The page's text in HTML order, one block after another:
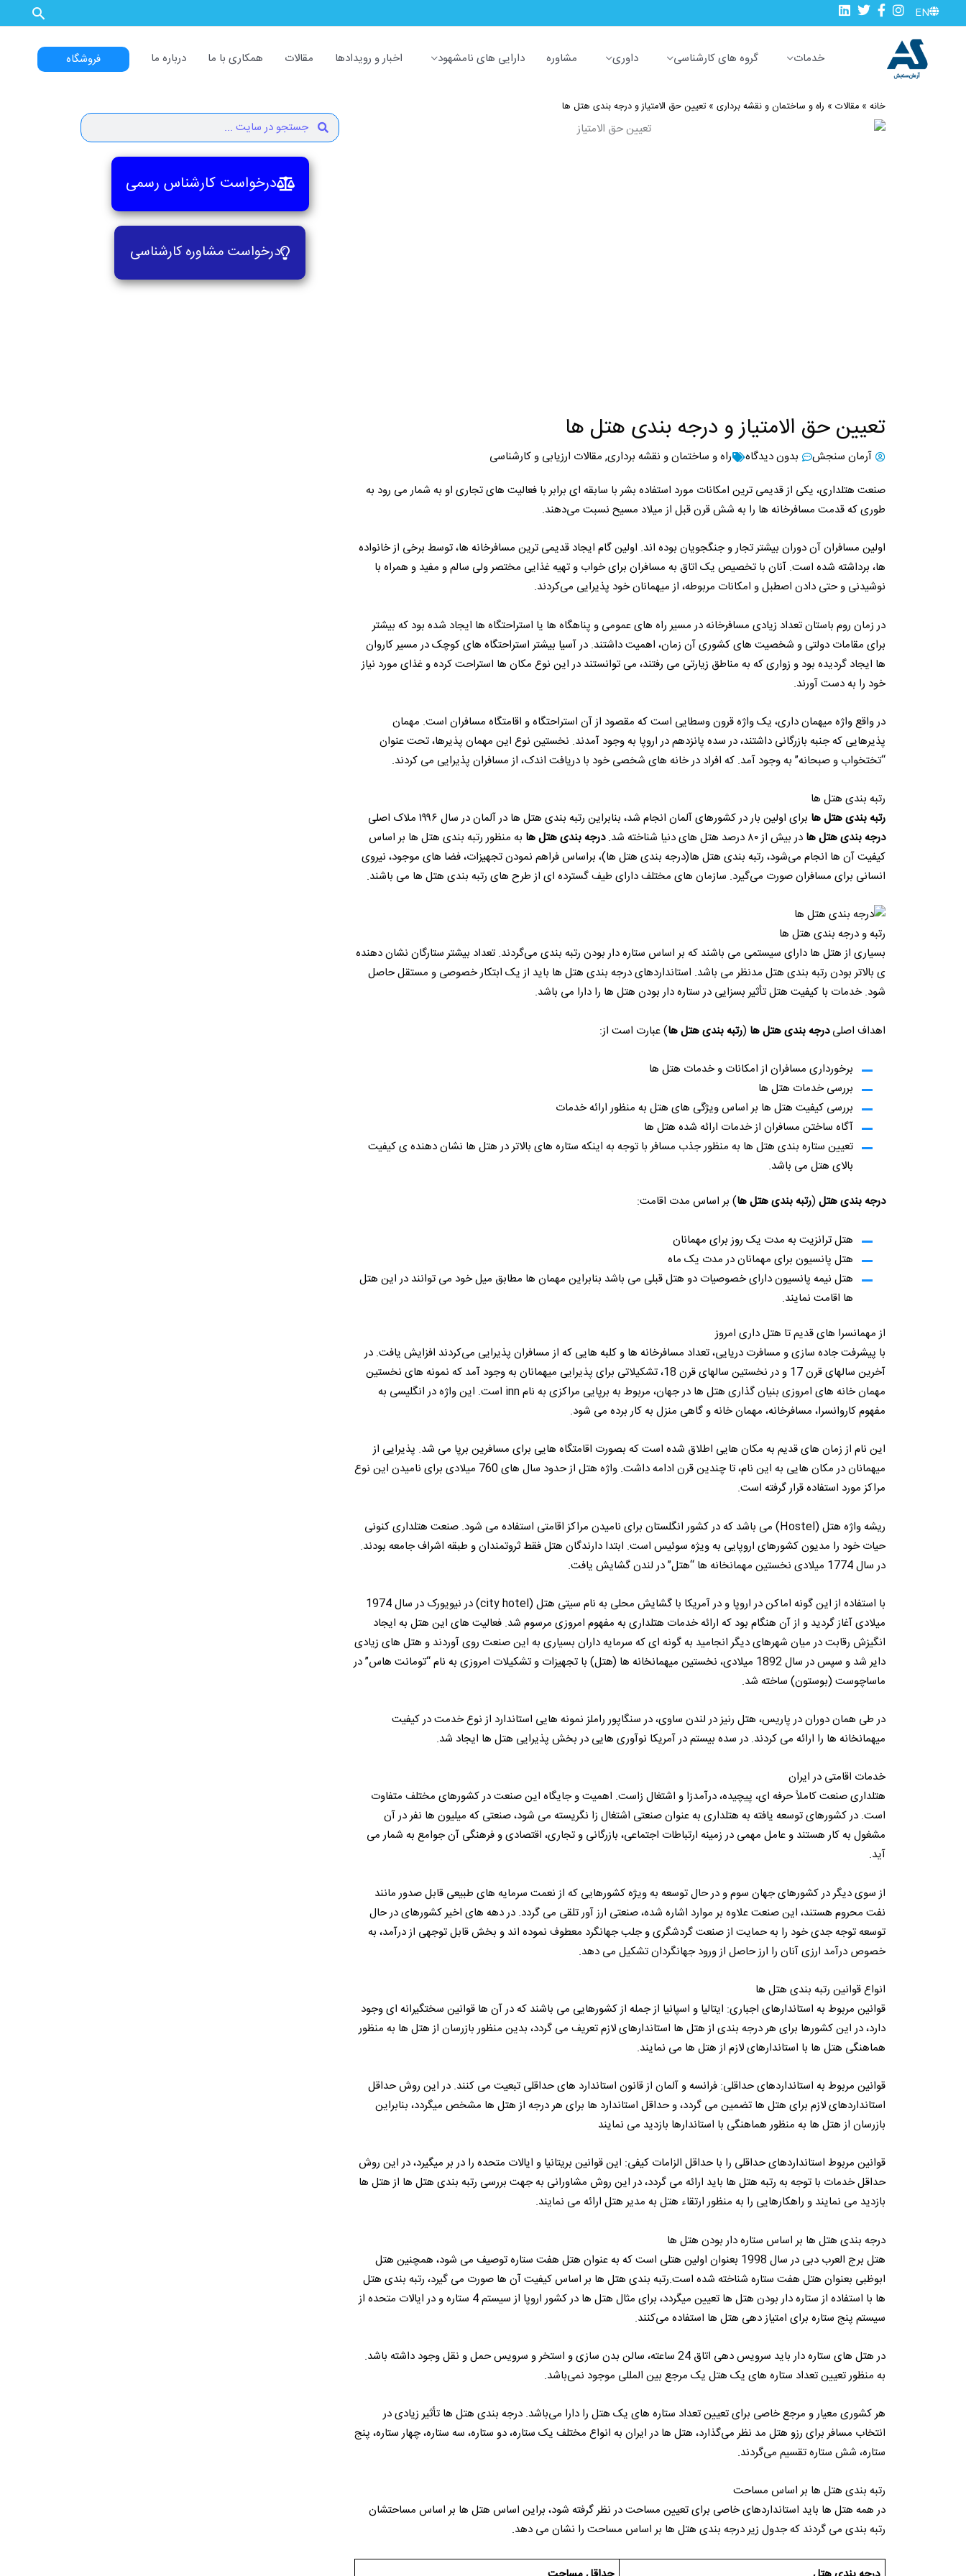
به
EN
خدمات گروه های کارشناسی داوری مشاوره دارایی های نامشهود اخبار و رویدادها مقالات همکاری با ما درباره ما فروشگاه
خانه » مقالات » راه و ساختمان و نقشه برداری »تعیین حق الامتیاز و درجه بندی هتل ها
تعیین حق الامتیاز و درجه بندی هتل ها
آرمان سنجش بدون دیدگاه راه و ساختمان و نقشه برداری, مقالات ارزیابی و کارشناسی
صنعت هتلداری، یکی از قدیمی ترین امکانات مورد استفاده بشر با سابقه ای برابر با فعالیت های تجاری او به شمار می رود به
طوری که قدمت مسافرخانه ها را به شش قرن قبل از میلاد مسیح نسبت می‌دهند.
اولین مسافران آن دوران بیشتر تجار و جنگجویان بوده اند. اولین گام ایجاد قدیمی ترین مسافرخانه ها، توسط برخی از خانواده
ها، برداشته شده است. آنان با تخصیص یک اتاق به مسافران برای خواب و تهیه غذایی مختصر ولی سالم و مفید و همراه با
نوشیدنی و حتی دادن اصطبل و امکانات مربوطه، از میهمانان خود پذیرایی می‌کردند.
در زمان روم باستان تعداد زیادی مسافرخانه در مسیر راه های عمومی و پناهگاه ها یا استراحتگاه ها ایجاد شده بود که بیشتر
برای مقامات دولتی و شخصیت های کشوری آن زمان، اهمیت داشتند. در آسیا بیشتر استراحتگاه های کوچک در مسیر کاروان
ها ایجاد گردیده بود و زواری که به مناطق زیارتی می رفتند، می توانستند در این نوع مکان ها استراحت کرده و غذای مورد نیاز
خود را به دست آورند.
در واقع واژه میهمان داری، یک واژه قرون وسطایی است که مقصود از آن استراحتگاه و اقامتگاه مسافران است. مهمان
پذیرهایی که جنبه بازرگانی داشتند، در سده پانزدهم در اروپا به وجود آمدند. نخستین نوع این مهمان پذیرها، تحت عنوان
“تختخواب و صبحانه” به وجود آمد. که افراد در خانه های شخصی خود با دریافت اندک، از مسافران پذیرایی می کردند.
رتبه بندی هتل ها
رتبه بندی هتل ها برای اولین بار در کشورهای آلمان انجام شد، بنابراین رتبه بندی هتل ها در آلمان در سال ۱۹۹۶ ملاک اصلی
درجه بندی هتل ها در بیش از ۸۰ درصد هتل های دنیا شناخته شد. درجه بندی هتل ها به منظور رتبه بندی هتل ها بر اساس
کیفیت آن ها انجام می‌شود، رتبه بندی هتل ها(درجه بندی هتل ها)، براساس فراهم نمودن تجهیزات، فضا های موجود، نیروی
انسانی برای مسافران صورت می‌‌گیرد. سازمان های مختلف دارای طیف گسترده ای از طرح های رتبه بندی هتل ها می باشند.
رتبه و درجه بندی هتل ها
بسیاری از هتل ها دارای سیستمی می باشند که بر اساس ستاره دار بودن رتبه بندی می‌گردند. تعداد بیشتر ستارگان نشان دهنده
ی بالاتر بودن رتبه بندی هتل مدنظر می باشد. استانداردهای درجه بندی هتل ها باید از یک ابتکار خصوصی و مستقل حاصل
شود. خدمات با کیفیت هتل تأثیر بسزایی در ستاره دار بودن هتل ها را دارا می باشد.
اهداف اصلیدرجه بندی هتل ها (رتبه بندی هتل ها) عبارت است از:
برخورداری مسافران از امکانات و خدمات هتل ها
بررسی خدمات هتل ها
بررسی کیفیت هتل ها بر اساس ویژگی های هتل به منظور ارائه خدمات
آگاه ساختن مسافران از خدمات ارائه شده هتل ها
تعیین ستاره بندی هتل ها به منظور جذب مسافر با توجه به اینکه ستاره های بالاتر در هتل ها نشان دهنده ی کیفیت
بالای هتل می باشد.
درجه بندی هتل (رتبه بندی هتل ها) بر اساس مدت اقامت:
هتل ترانزیت به مدت یک روز برای مهمانان
هتل پانسیون برای مهمانان در مدت یک ماه
هتل نیمه پانسیون دارای خصوصیات دو هتل قبلی می باشد بنابراین مهمان ها مطابق میل خود می توانند در این هتل
ها اقامت نمایند.
از مهمانسرا های قدیم تا هتل داری امروز
با پیشرفت جاده سازی و مسافرت دریایی، تعداد مسافرخانه ها و کلبه هایی که از مسافران پذیرایی می‌کردند افزایش یافت. در
آخرین سالهای قرن 17 و در نخستین سالهای قرن 18، تشکیلاتی برای پذیرایی میهمانان به وجود آمد که نمونه های نخستین
مهمان خانه های امروزی بنیان گذاری هتل ها در جهان، مربوط به برپایی مراکزی به نام inn است. این واژه در انگلیسی به
مفهوم کاروانسرا، مسافرخانه، مهمان خانه و گاهی منزل به کار برده می شود.
این نام از زمان های قدیم به مکان هایی اطلاق شده است که بصورت اقامتگاه هایی برای مسافرین برپا می شد. پذیرایی از
میهمانان در مکان هایی به این نام، تا چندین قرن ادامه داشت. واژه هتل از حدود سال های 760 میلادی برای نامیدن این نوع
مراکز مورد استفاده قرار گرفته است.
ریشه واژه هتل (Hostel) می باشد که در کشور انگلستان برای نامیدن مراکز اقامتی استفاده می شود. صنعت هتلداری کنونی
حیات خود را مدیون کشورهای اروپایی به ویژه سوئیس است. ابتدا دارندگان هتل فقط ثروتمندان و طبقه اشراف جامعه بودند.
در سال 1774 میلادی نخستین مهمانخانه ها “هتل” در لندن گشایش یافت.
با استفاده از این گونه اماکن در اروپا و در آمریکا با گشایش محلی به نام سیتی هتل (city hotel) در نیویورک در سال 1974
میلادی آغاز گردید و از آن هنگام بود که ارائه خدمات هتلداری به مفهوم امروزی مرسوم شد. فعالیت های این هتل به ایجاد
انگیزش رقابت در میان شهرهای دیگر انجامید به گونه ای که سرمایه داران بسیاری به این صنعت روی آوردند و هتل های زیادی
دایر شد و سپس در سال 1892 میلادی، نخستین میهمانخانه ها (هتل) با تجهیزات و تشکیلات امروزی به نام “تومانت هاس” در
ماساچوست (بوستون) ساخته شد.
در طی همان دوران در پاریس، هتل رنیز در لندن ساوی، در سنگاپور راملز نمونه هایی استاندارد از نوع خدمت در کیفیت
میهمانخانه ها را ارائه می کردند. در سده بیستم در آمریکا نوآوری هایی در بخش پذیرایی هتل ها ایجاد شد.
خدمات اقامتی در ایران
هتلداری صنعت کاملاً حرفه ای، پیچیده، درآمدزا و اشتغال زاست. اهمیت و جایگاه این صنعت در کشورهای مختلف متفاوت
است. در کشورهای توسعه یافته به هتلداری به عنوان صنعتی اشتغال زا نگریسته می شود، صنعتی که میلیون ها نفر در آن
مشغول به کار هستند و عامل مهمی در زمینه ارتباطات اجتماعی، بازرگانی و تجاری، اقتصادی و فرهنگی آن جوامع به شمار می
آید.
از سوی دیگر در کشورهای جهان سوم و در حال توسعه به ویژه کشورهایی که از نعمت سرمایه های طبیعی قابل صدور مانند
نفت محروم هستند، این صنعت علاوه بر موارد اشاره شده، صنعتی ارز آور تلقی می گردد. در دهه های اخیر کشورهای در حال
توسعه توجه جدی خود را به حمایت از صنعت گردشگری و جلب جهانگرد معطوف نموده اند و بخش قابل توجهی از درآمد، به
خصوص درآمد ارزی آنان را ارز حاصل از ورود جهانگردان تشکیل می دهد.
انواع قوانین رتبه بندی هتل ها
قوانین مربوط به استاندارهای اجباری: ایتالیا و اسپانیا از جمله از کشورهایی می باشند که در آن ها قوانین سختگیرانه ای وجود
دارد، در این کشورها برای هر درجه بندی از هتل ها استاندارهای لازم تعریف می گردد، بدین منظور بازرسان از هتل ها به منظور
هماهنگی هتل ها با استاندارهای لازم از هتل ها می نمایند.
قوانین مربوط به استانداردهای حداقلی: فرانسه و آلمان از قانون استاندارد های حداقلی تبعیت می کنند. در این روش حداقل
استانداردهای لازم برای هتل ها تضمین می گردد، و حداقل استاندارد ها برای هر درجه از هتل ها مشخص میگردد، بنابراین
بازرسان از هتل ها به منظور هماهنگی با استاندارها بازدید می نمایند
قوانین مربوط استانداردهای حداقلی را با حداقل الزامات کیفی: این قوانین بریتانیا و ایالات متحده را در بر میگیرد، در این روش
حداقل خدمات با توجه به رتبه هتل ها باید ارائه می گردد، در این روش مشاورانی به جهت بررسی رتبه بندی هتل ها از هتل ها
بازدید می نمایند و راهکارهایی را به منظور ارتقاء هتل به مدیر هتل ارائه می نمایند.
درجه بندی هتل ها بر اساس ستاره دار بودن هتل ها
هتل برج العرب دبی در سال 1998 بعنوان اولین هتلی است که به عنوان هتل هفت ستاره توصیف می شود، همچنین هتل
ابوظبی بعنوان هتل هفت ستاره شناخته شده است.رتبه بندی هتل ها بر اساس کیفیت آن ها صورت می گیرد، رتبه بندی هتل
ها با استفاده از ستاره دار بودن هتل ها تعیین میگردد، برای مثال هتل ها در کشور اروپا از سیستم 4 ستاره و در ایالات متحده از
سیستم پنج ستاره برای امتیاز دهی هتل ها استفاده می‌کنند.
در هتل های ستاره دار باید سرویس دهی اتاق 24 ساعته، سالن بدن سازی و استخر و سرویس حمل و نقل وجود داشته باشد.
به منظور تعیین تعداد ستاره های یک هتل یک مرجع بین المللی موجود نمی‌باشد.
هر کشوری معیار و مرجع خاصی برای تعیین تعداد ستاره های یک هتل را دارا می‌باشد. درجه بندی هتل ها تأثیر زیادی در
انتخاب مسافر برای رزو هتل مد نظر می‌گذارد، هتل ها در ایران به انواع مختلف یک ستاره، دو ستاره، سه ستاره، چهار ستاره، پنج
ستاره، شش ستاره تقسیم می‌گردند.
رتبه بندی هتل ها بر اساس مساحت
در همه هتل ها باید استانداردهای خاصی برای تعیین مساحت در نظر گرفته شود، براین اساس هتل ها بر اساس مساحتشان
رتبه بندی می گردند که جدول زیر درجه بندی هتل ها بر اساس مساحت را نشان می دهد.
Search
Search
درخواست کارشناس رسمی
درخواست مشاوره کارشناسی